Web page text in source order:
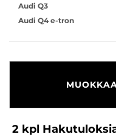
Audi Q3
Audi Q4 e-tron
2 kpl